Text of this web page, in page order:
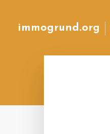
immogrund.org